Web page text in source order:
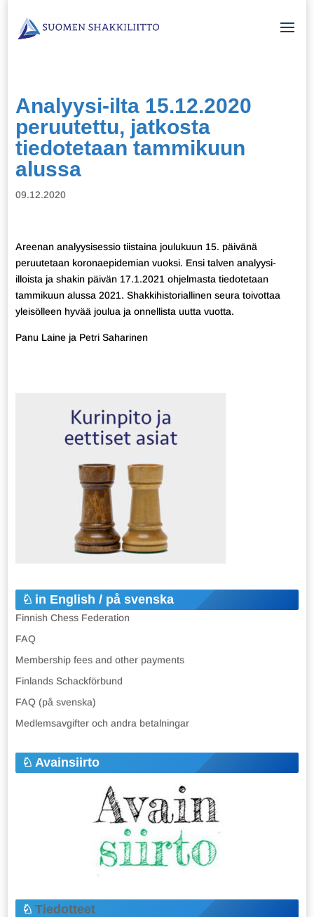
Analyysi-ilta 15.12.2020
peruutettu, jatkosta
tiedotetaan tammikuun
alussa
09.12.2020
Areenan analyysisessio tiistaina joulukuun 15. päivänä
peruutetaan koronaepidemian vuoksi. Ensi talven analyysi-
illoista ja shakin päivän 17.1.2021 ohjelmasta tiedotetaan
tammikuun alussa 2021. Shakkihistoriallinen seura toivottaa
yleisölleen hyvää joulua ja onnellista uutta vuotta.
Panu Laine ja Petri Saharinen
in English / på svenska
Finnish Chess Federation
FAQ
Membership fees and other payments
Finlands Schackförbund
FAQ (på svenska)
Medlemsavgifter och andra betalningar
Avainsiirto
Tiedotteet